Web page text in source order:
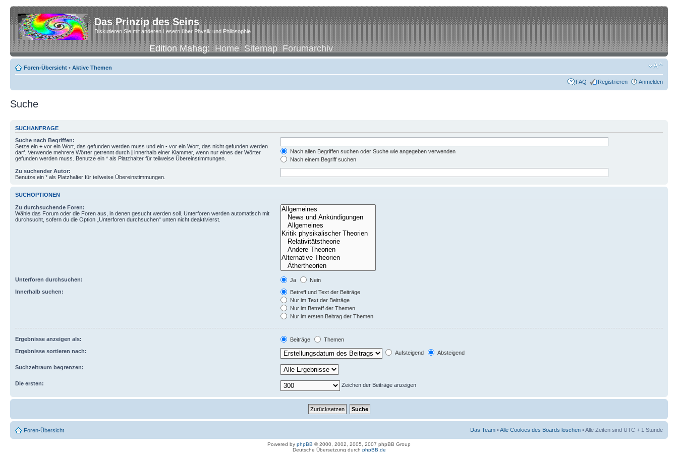
Das Prinzip des Seins
Diskutieren Sie mit anderen Lesern über Physik und Philosophie
Edition Mahag:Home Sitemap Forumarchiv
Foren-Übersicht • Aktive Themen
FAQ Registrieren Anmelden
Suche
SUCHANFRAGE
Suche nach Begriffen:
Setze ein + vor ein Wort, das gefunden werden muss und ein - vor ein Wort, das nicht gefunden werden
darf. Verwende mehrere Wörter getrennt durch | innerhalb einer Klammer, wenn nur eines der Wörter
gefunden werden muss. Benutze ein * als Platzhalter für teilweise Übereinstimmungen.
Nach allen Begriffen suchen oder Suche wie angegeben verwenden
Nach einem Begriff suchen
Zu suchender Autor:
Benutze ein * als Platzhalter für teilweise Übereinstimmungen.
SUCHOPTIONEN
Zu durchsuchende Foren:
Wähle das Forum oder die Foren aus, in denen gesucht werden soll. Unterforen werden automatisch mit
durchsucht, sofern du die Option „Unterforen durchsuchen“ unten nicht deaktivierst.
Unterforen durchsuchen: Ja
Nein
Innerhalb suchen:
Betreff und Text der Beiträge
Nur im Text der Beiträge
Nur im Betreff der Themen
Nur im ersten Beitrag der Themen
Ergebnisse anzeigen als: Beiträge
Themen
Ergebnisse sortieren nach:
Aufsteigend Absteigend
Suchzeitraum begrenzen:
Die ersten: Zeichen der Beiträge anzeigen
Foren-Übersicht Das Team •Alle Cookies des Boards löschen • Alle Zeiten sind UTC + 1 Stunde
Powered by phpBB © 2000, 2002, 2005, 2007 phpBB Group
Deutsche Übersetzung durch phpBB.de